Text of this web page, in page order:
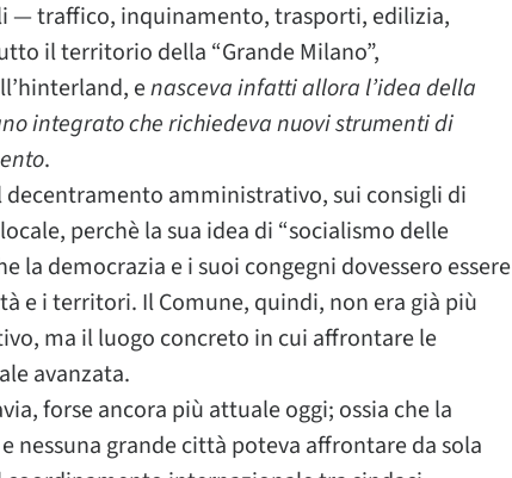
— traffico, inquinamento, trasporti, edilizia,
il territorio della “Grande Milano”,
enasceva infatti allora l’idea della
integrato che richiedeva nuovi strumenti di
.
decentramento amministrativo, sui consigli di
perchè la sua idea di “socialismo delle
la democrazia e i suoi congegni dovessero essere
e i territori. Il Comune, quindi, non era già più
ma il luogo concreto in cui affrontare le
avanzata.
forse ancora più attuale oggi; ossia che la
nessuna grande città poteva affrontare da sola